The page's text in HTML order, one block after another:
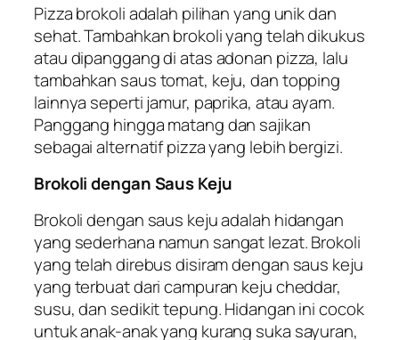
Pizza brokoli adalah pilihan yang unik dan
sehat. Tambahkan brokoli yang telah dikukus
atau dipanggang di atas adonan pizza, lalu
tambahkan saus tomat, keju, dan topping
lainnya seperti jamur, paprika, atau ayam.
Panggang hingga matang dan sajikan
sebagai alternatif pizza yang lebih bergizi.
Brokoli dengan Saus Keju
Brokoli dengan saus keju adalah hidangan
yang sederhana namun sangat lezat. Brokoli
yang telah direbus disiram dengan saus keju
yang terbuat dari campuran keju cheddar,
susu, dan sedikit tepung. Hidangan ini cocok
untuk anak-anak yang kurang suka sayuran,